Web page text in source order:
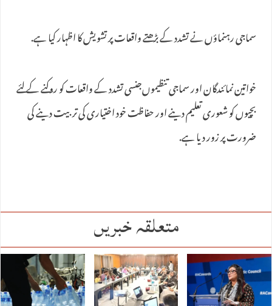
سماجی رہنماؤں نے تشدد کے بڑھتے واقعات پر تشویش کا اظہار کیا ہے.
خواتین نمائندگان اور سماجی تنظیموں‌جنسی تشدد کے واقعات کو روکنے کے لئے
بچیوں‌ کو شعوری تعلیم دینے اور حفاظت خود اختیاری کی تربیت دینے کی
ضرورت پر زور دیا ہے.
متعلقہ خبریں